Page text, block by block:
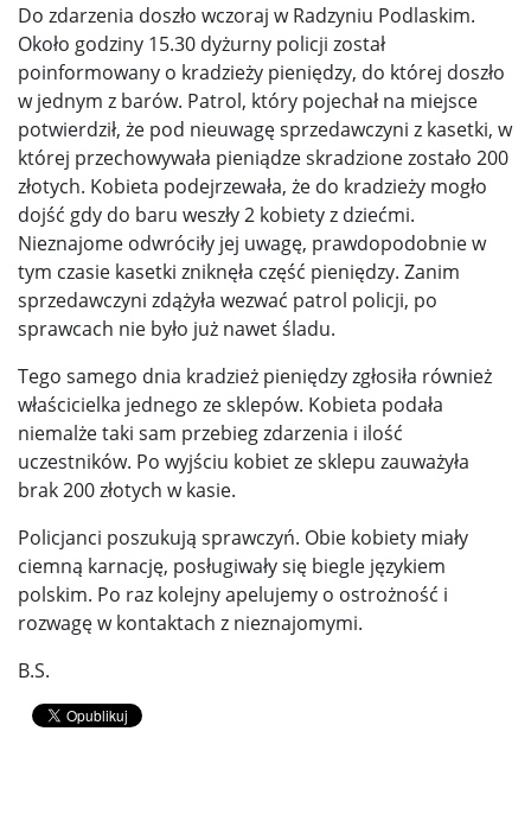
Do zdarzenia doszło wczoraj w Radzyniu Podlaskim.
Około godziny 15.30 dyżurny policji został
poinformowany o kradzieży pieniędzy, do której doszło
w jednym z barów. Patrol, który pojechał na miejsce
potwierdził, że pod nieuwagę sprzedawczyni z kasetki, w
której przechowywała pieniądze skradzione zostało 200
złotych. Kobieta podejrzewała, że do kradzieży mogło
dojść gdy do baru weszły 2 kobiety z dziećmi.
Nieznajome odwróciły jej uwagę, prawdopodobnie w
tym czasie kasetki zniknęła część pieniędzy. Zanim
sprzedawczyni zdążyła wezwać patrol policji, po
sprawcach nie było już nawet śladu.
Tego samego dnia kradzież pieniędzy zgłosiła również
właścicielka jednego ze sklepów. Kobieta podała
niemalże taki sam przebieg zdarzenia i ilość
uczestników. Po wyjściu kobiet ze sklepu zauważyła
brak 200 złotych w kasie.
Policjanci poszukują sprawczyń. Obie kobiety miały
ciemną karnację, posługiwały się biegle językiem
polskim. Po raz kolejny apelujemy o ostrożność i
rozwagę w kontaktach z nieznajomymi.
B.S.